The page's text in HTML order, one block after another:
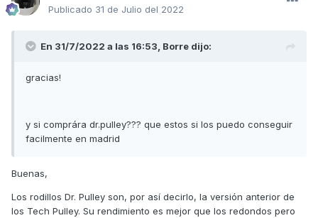
Publicado 31 de Julio del 2022
En 31/7/2022 a las 16:53, Borre dijo:
gracias!
y si comprára dr.pulley??? que estos si los puedo conseguir
facilmente en madrid
Buenas,
Los rodillos Dr. Pulley son, por así decirlo, la versión anterior de
los Tech Pulley. Su rendimiento es mejor que los redondos pero